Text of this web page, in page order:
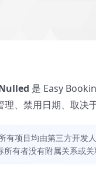
是 Easy
、禁用日期、取决
有项目均由第三方开发
有者没有附属关系或关